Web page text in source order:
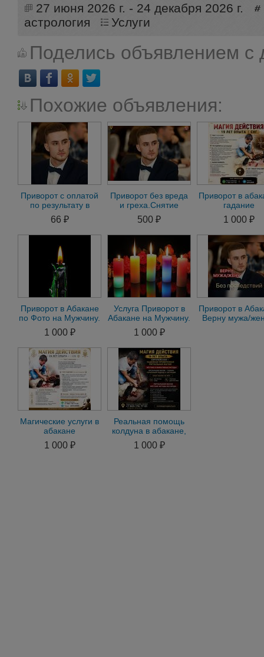
27 июня 2026 г. - 24 декабря 2026 г.
астрология
Услуги
Поделись объявлением с
Похожие объявления:
Приворот с оплатой
по результату в
Абакане.Приворот
без предоплаты
66 ₽
Приворот без вреда
и греха.Снятие
негатива.Устранение
измен.Гадание
500 ₽
Приворот в
гадание
онлайн1 000 ₽
Приворот в Абакане
по Фото на Мужчину.
Приворот в Абакане
на Женщину
1 000 ₽
Услуга Приворот в
Абакане на Мужчину.
Приворот на
Женщину по Фото
1 000 ₽
Приворот в
Верну мужа/
Магические услуги в
абакане
1 000 ₽
Реальная помощь
колдуна в абакане,
парапсихология,
гадание таро
1 000 ₽